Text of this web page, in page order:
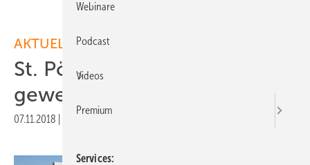
AKTUELLE MELDUNGEN
St. Pölten fördert
gewerbliche Anlagen
07.11.2018
Webinare
Podcast
Videos
Premium
Services